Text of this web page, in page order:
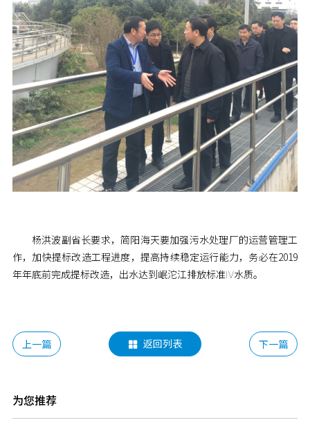
杨洪波副省长要求，简阳海天要加强污水处理厂的运营管理工
作，加快提标改造工程进度，提高持续稳定运行能力，务必在2019
年年底前完成提标改造，出水达到岷沱江排放标准Ⅳ水质。
上一篇  返回列表 下一篇
为您推荐